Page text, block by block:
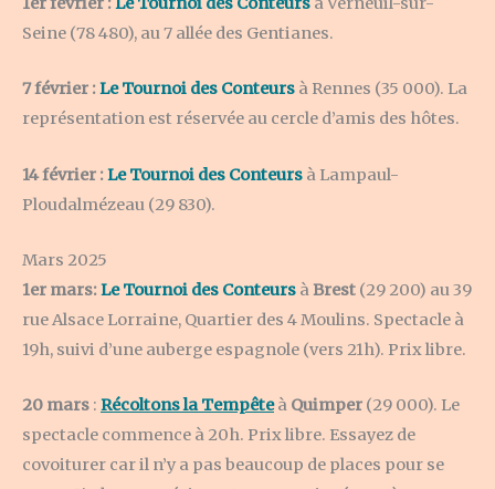
Seine (78 480), au 7 allée des Gentianes.
7 février :Le Tournoi des Conteurs à Rennes (35 000). La
représentation est réservée au cercle d’amis des hôtes.
14 février :Le Tournoi des Conteurs à Lampaul-
Ploudalmézeau (29 830).
Mars 2025
1er mars:Le Tournoi des Conteurs àBrest (29 200) au 39
rue Alsace Lorraine, Quartier des 4 Moulins. Spectacle à
19h, suivi d’une auberge espagnole (vers 21h). Prix libre.
20 mars : Récoltons la Tempêteà Quimper (29 000). Le
spectacle commence à 20h. Prix libre. Essayez de
covoiturer car il n’y a pas beaucoup de places pour se